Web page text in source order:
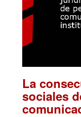
La
sociales